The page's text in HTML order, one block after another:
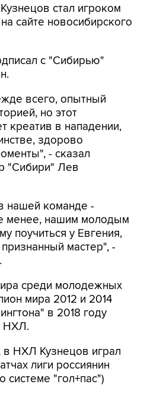
стал игроком
на сайте новосибирского
с "Сибирью"
всего, опытный
но этот
креатив в нападении,
здорово
- сказал
"Сибири" Лев
нашей команде -
менее, нашим молодым
поучиться у Евгения,
мастер", -
среди молодежных
мира 2012 и 2014
в 2018 году
НХЛ.
НХЛ Кузнецов играл
лиги россиянин
системе "гол+пас")